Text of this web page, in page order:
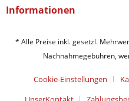
Informationen
* Alle Preise inkl. gesetzl.
Nachnahmegebühren,
Cookie-Einstellungen